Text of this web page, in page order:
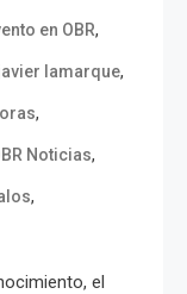
en OBR,
lamarque,
,
Noticias,
,
el